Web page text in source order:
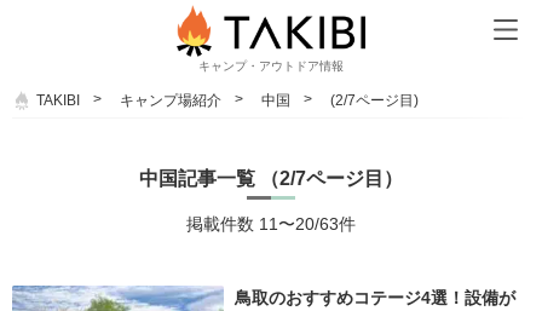
キャンプ・アウトドア情報
TAKIBI キャンプ場紹介 中国 (2/7ページ目)
中国記事一覧 （2/7ページ目）
掲載件数 11〜20/63件
鳥取のおすすめコテージ4選！設備が